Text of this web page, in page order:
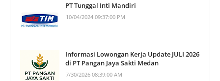
PT Tunggal Inti Mandiri
10/04/2024 09:37:00 PM
Informasi Lowongan Kerja Update JULI 2026
di PT Pangan Jaya Sakti Medan
7/30/2026 08:39:00 AM